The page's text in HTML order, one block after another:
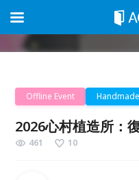
Offline Event Handmade
2026心村植造所：
461 10